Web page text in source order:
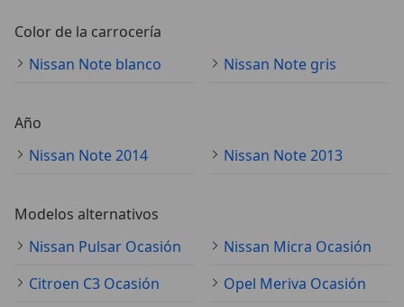
Color de la carrocería
Nissan Note blanco
Nissan Note gris
Año
Nissan Note 2014
Nissan Note 2013
Modelos alternativos
Nissan Pulsar Ocasión
Nissan Micra Ocasión
Citroen C3 Ocasión
Opel Meriva Ocasión